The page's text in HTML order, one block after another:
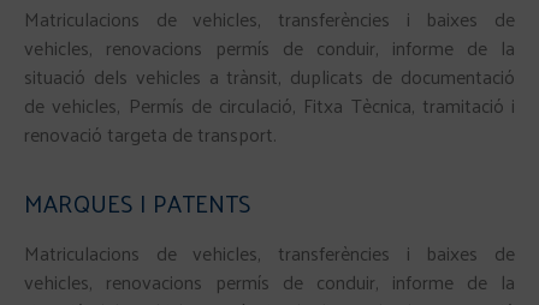
Matriculacions de vehicles, transferències i baixes de
vehicles, renovacions permís de conduir, informe de la
situació dels vehicles a trànsit, duplicats de documentació
de vehicles, Permís de circulació, Fitxa Tècnica, tramitació i
renovació targeta de transport.
MARQUES I PATENTS
Matriculacions de vehicles, transferències i baixes de
vehicles, renovacions permís de conduir, informe de la